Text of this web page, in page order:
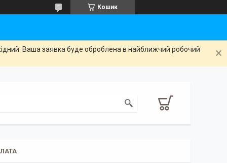
Кошик
Ваша заявка буде оброблена в найближчий робочий